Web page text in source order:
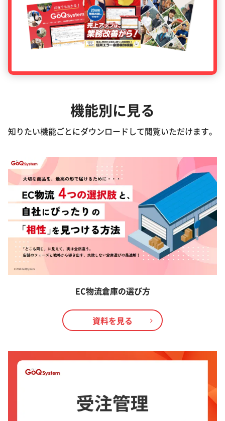
機能別に見る
知りたい機能ごとにダウンロードして閲覧いただけます。
EC物流倉庫の選び方
資料を見る